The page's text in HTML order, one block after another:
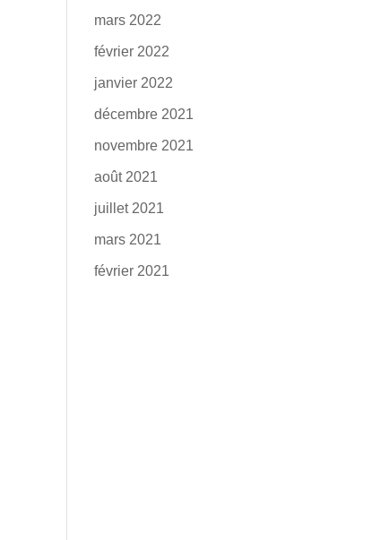
mars 2022
février 2022
janvier 2022
décembre 2021
novembre 2021
août 2021
juillet 2021
mars 2021
février 2021